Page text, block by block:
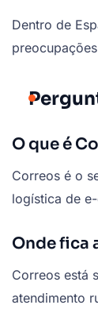
Dentro de
O que é
Correos é o
logística de
Onde fica
Correos está
atendimento